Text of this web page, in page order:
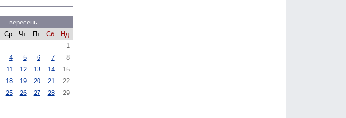
вересень
Ср Чт Пт Сб
Нд
1
4 5 6 7
8
11 12 13 14
15
18 19 20 21
22
25 26 27 28
29